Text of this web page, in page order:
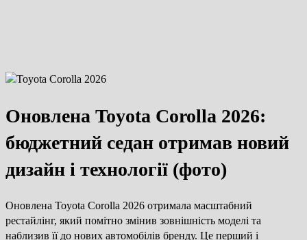
Оновлена Toyota Corolla 2026:
бюджетний седан отримав новий
дизайн і технології (фото)
Оновлена Toyota Corolla 2026 отримала масштабний
рестайлінг, який помітно змінив зовнішність моделі та
наблизив її до нових автомобілів бренду. Це перший і